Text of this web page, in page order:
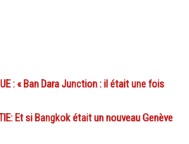
: « Ban Dara Junction : il était une fois
Et si Bangkok était un nouveau Genève